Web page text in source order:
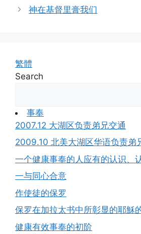
神在基督里膏我们
繁體
Search
事奉
2007.12 大湖区负责弟兄交通
2009.10 北美大湖区华语负责弟
一个健康事奉的人应有的认识、
一与同心合意
作使徒的保罗
保罗在加拉太书中所彰显的耶穌
健康有效事奉的初阶